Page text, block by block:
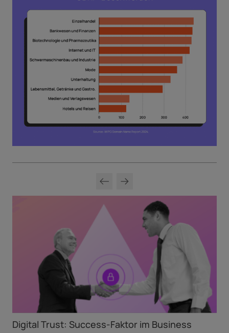
Faktor im Business Smart Site Seals